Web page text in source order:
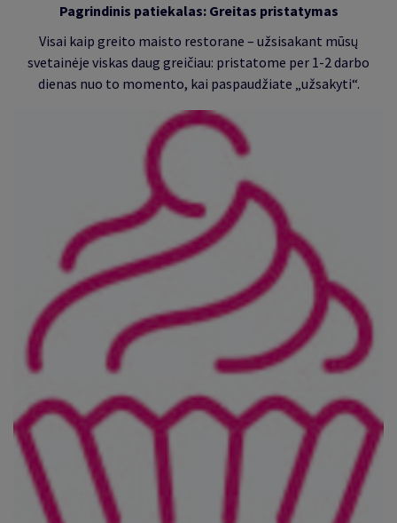
Pagrindinis patiekalas: Greitas pristatymas
Visai kaip greito maisto restorane – užsisakant mūsų
svetainėje viskas daug greičiau: pristatome per 1-2 darbo
dienas nuo to momento, kai paspaudžiate „užsakyti“.